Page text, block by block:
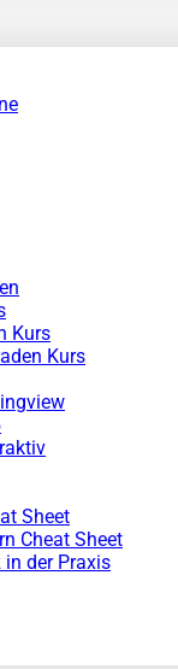
Kurs
Kurs
Sheet
Cheat Sheet
der Praxis